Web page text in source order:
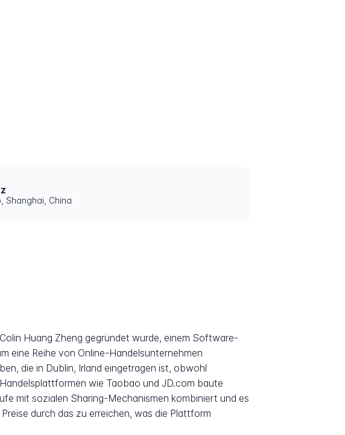
Shanghai, China
Huang Zheng gegründet wurde, einem Software-
eine Reihe von Online-Handelsunternehmen
die in Dublin, Irland eingetragen ist, obwohl
wie Taobao und JD.com baute
mit sozialen Sharing-Mechanismen kombiniert und es
durch das zu erreichen, was die Plattform